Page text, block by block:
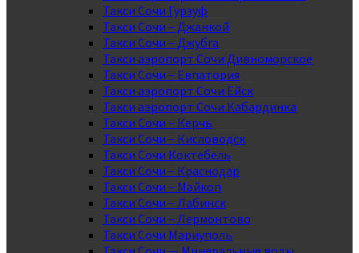
Такси Сочи Гурзуф
Такси Сочи – Джанкой
Такси Сочи – Джубга
Такси аэропорт Сочи Дивноморское
Такси Сочи – Евпатория
Такси аэропорт Сочи Ейск
Такси аэропорт Сочи Кабардинка
Такси Сочи – Керчь
Такси Сочи – Кисловодск
Такси Сочи Коктебель
Такси Сочи – Краснодар
Такси Сочи – Майкоп
Такси Сочи – Лабинск
Такси Сочи – Лермонтово
Такси Сочи Мариуполь